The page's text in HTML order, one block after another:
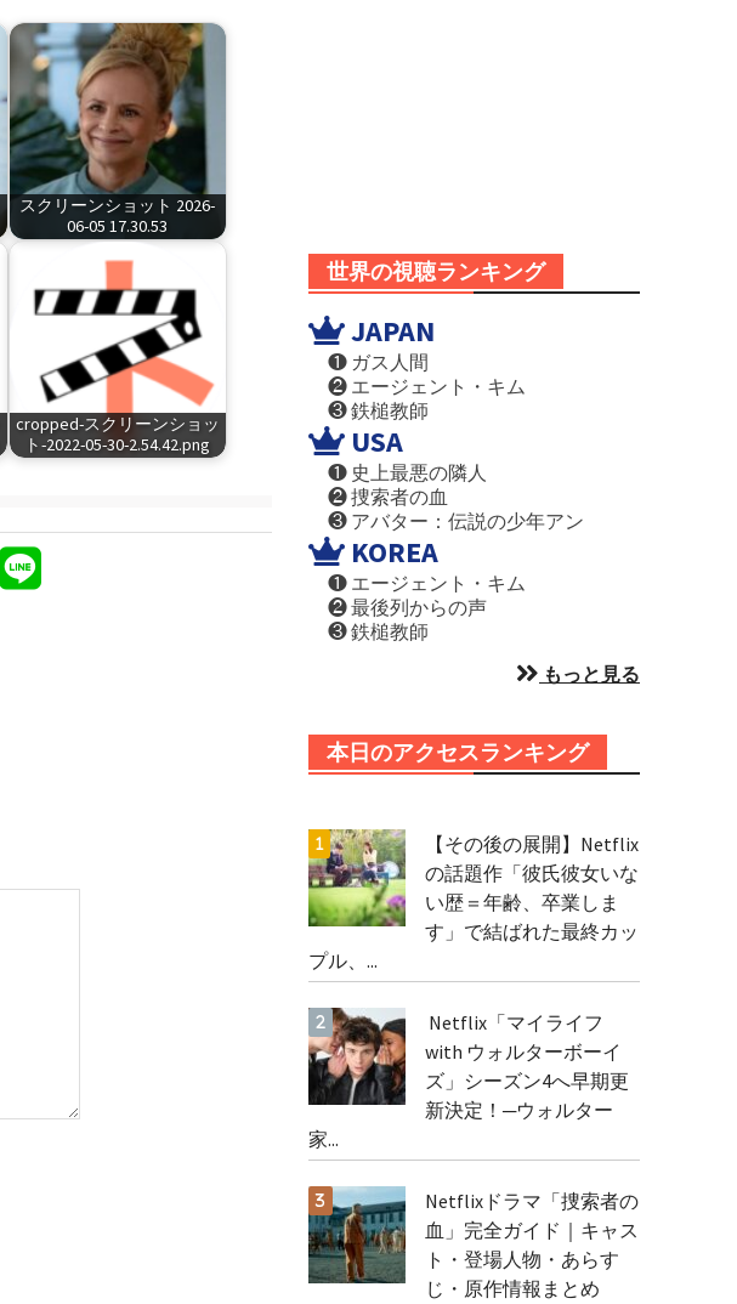
スクリーンショット 2026-
06-05 17.30.53
cropped-スクリーンショッ
ト-2022-05-30-2.54.42.png
世界の視聴ランキング
JAPAN
❶ ガス人間
❷ エージェント・キム
❸ 鉄槌教師
USA
❶ 史上最悪の隣人
❷ 捜索者の血
❸ アバター：伝説の少年アン
KOREA
❶ エージェント・キム
❷ 最後列からの声
❸ 鉄槌教師
もっと見る
本日のアクセスランキング
【その後の展開】Netflix
の話題作「彼氏彼女いな
い歴＝年齢、卒業しま
す」で結ばれた最終カッ
プル、...
Netflix「マイライフ
with ウォルターボーイ
ズ」シーズン4へ早期更
新決定！─ウォルター
家...
Netflixドラマ「捜索者の
血」完全ガイド｜キャス
ト・登場人物・あらす
じ・原作情報まとめ